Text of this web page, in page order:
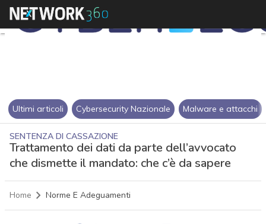
Ultimi articoli Cybersecurity Nazionale Malware e attacchi
SENTENZA DI CASSAZIONE
Trattamento dei dati da parte dell’avvocato
che dismette il mandato: che c’è da sapere
Home Norme E Adeguamenti